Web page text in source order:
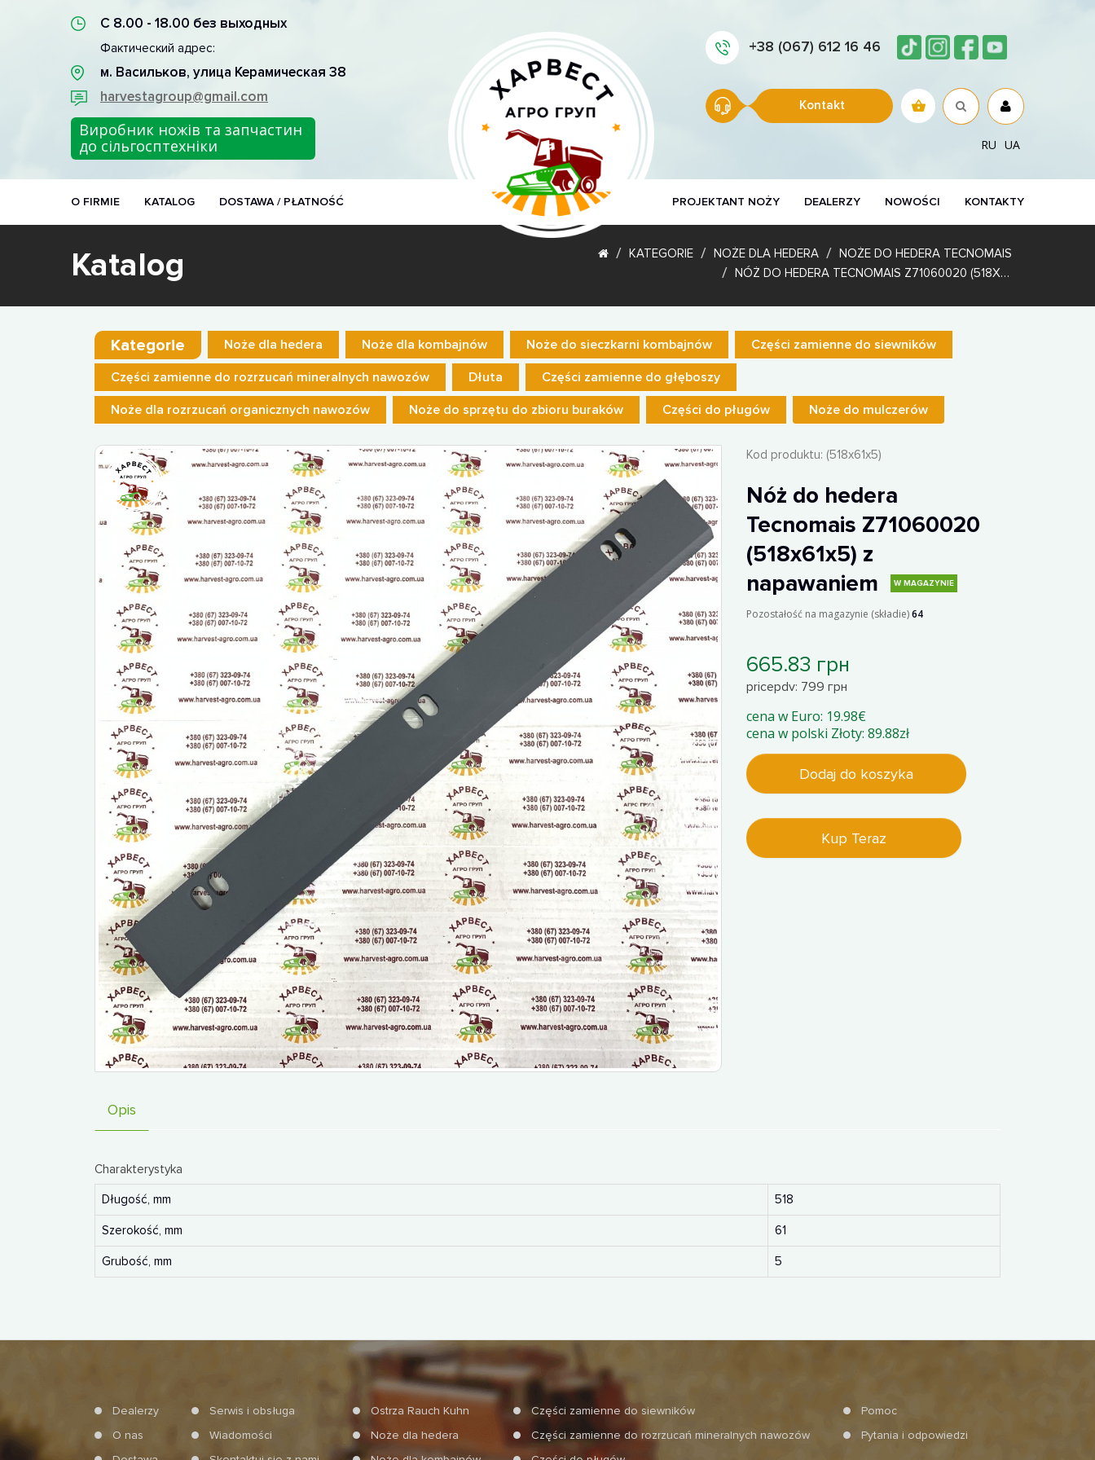
С 8.00 - 18.00 без выходных
Фактический адрес:
м. Васильков, улица Керамическая 38
harvestagroup@gmail.com
Виробник ножів та запчастин
до сільгосптехніки
+38 (067) 612 16 46
Kontakt
RU UA
O FIRMIE KATALOG DOSTAWA / PŁATNOŚĆ PROJEKTANT NOŻY DEALERZY NOWOŚCI KONTAKTY
Katalog KATEGORIE NOŻE DLA HEDERA
NOŻE DO HEDERA TECNOMAIS
NÓŻ DO HEDERA TECNOMAIS Z71060020 (518X61X5) Z NAPAWANIEM
Kategorie Noże dla hedera Noże dla kombajnów Noże do sieczkarni kombajnów
Części zamienne do siewników
Części zamienne do rozrzucań mineralnych nawozów
Dłuta
Części zamienne do głęboszy
Noże dla rozrzucań organicznych nawozów
Noże do sprzętu do zbioru buraków Części do pługów Noże do mulczerów
Kod produktu: (518x61x5)
Nóż do hedera
Tecnomais Z71060020
(518x61x5) z
napawaniem
W MAGAZYNIE
Pozostałość na magazynie (składie)64
665.83 грн
pricepdv: 799 грн
cena w Euro: 19.98€
cena w polski Złoty: 89.88zł
Dodaj do koszyka
Kup Teraz
Opis
Charakterystyka
Długość, mm 518
Szerokość, mm 61
Grubość, mm 5
Dealerzy
O nas
Serwis i obsługa
Wiadomości
Ostrza Rauch Kuhn
Noże dla hedera
Części zamienne do siewników
Części zamienne do rozrzucań mineralnych nawozów
Pomoc
Pytania i odpowiedzi